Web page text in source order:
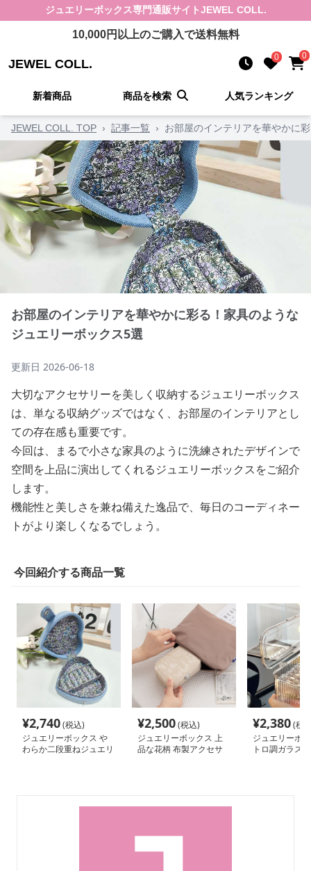
ジュエリーボックス専門通販サイトJEWEL COLL.
10,000円以上のご購入で送料無料
JEWEL COLL. 0 0
新着商品 商品を検索 人気ランキング
JEWEL COLL. TOP › 記事一覧 › お部屋のインテリアを華やかに
お部屋のインテリアを華やかに彩る！家具のような
ジュエリーボックス5選
更新日 2026-06-18
大切なアクセサリーを美しく収納するジュエリーボックス
は、単なる収納グッズではなく、お部屋のインテリアとし
ての存在感も重要です。
今回は、まるで小さな家具のように洗練されたデザインで
空間を上品に演出してくれるジュエリーボックスをご紹介
します。
機能性と美しさを兼ね備えた逸品で、毎日のコーディネー
トがより楽しくなるでしょう。
今回紹介する商品一覧
¥2,740(税込)
ジュエリーボックス や
わらか二段重ねジュエリ
¥2,500(税込)
ジュエリーボックス 上
品な花柄 布製アクセサ
¥2,380(税
ジュエリーボ
トロ調ガラス